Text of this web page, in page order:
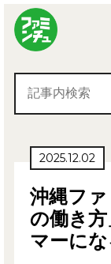
2025.12.02
沖縄フ
の働き
マーに